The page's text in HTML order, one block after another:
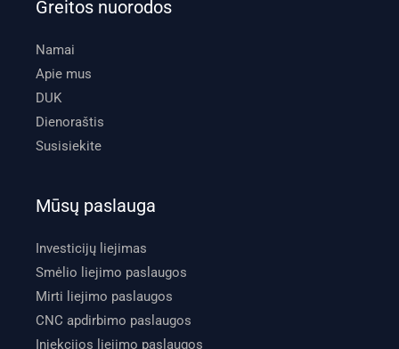
Greitos nuorodos
Namai
Apie mus
DUK
Dienoraštis
Susisiekite
Mūsų paslauga
Investicijų liejimas
Smėlio liejimo paslaugos
Mirti liejimo paslaugos
CNC apdirbimo paslaugos
Injekcijos liejimo paslaugos